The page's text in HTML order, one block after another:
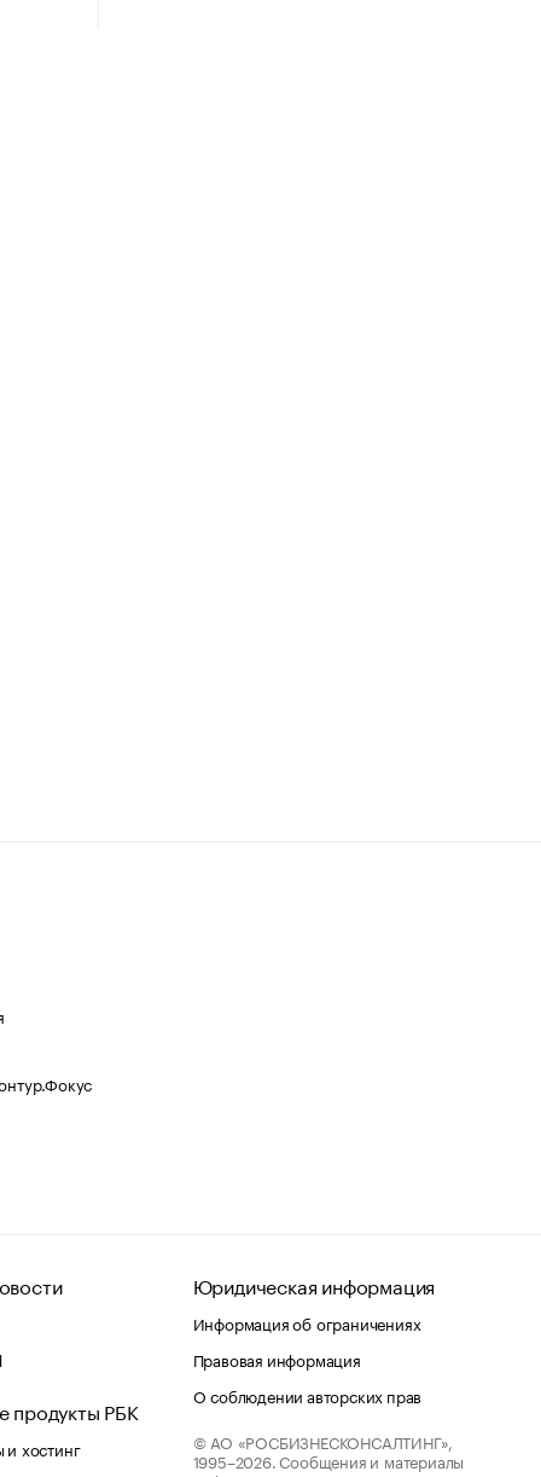
продукты РБК
хостинг
Юридическая информация
Информация об ограничениях
Правовая информация
О соблюдении авторских прав
© АО «РОСБИЗНЕСКОНСАЛТИНГ»,
1995–2026. Сообщения и материалы